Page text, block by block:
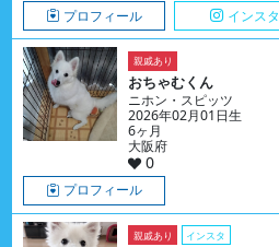
プロフィール インスタ
親戚あり
おちゃむくん
ニホン・スピッツ
2026年02月01日生
6ヶ月
大阪府
0
プロフィール
親戚あり インスタ